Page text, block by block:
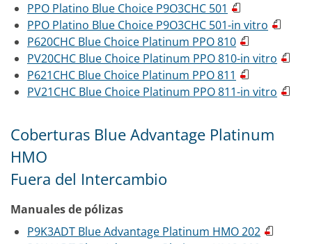
PPO Platino Blue Choice P9O3CHC 501
PPO Platino Blue Choice P9O3CHC 501-in vitro
P620CHC Blue Choice Platinum PPO 810
PV20CHC Blue Choice Platinum PPO 810-in vitro
P621CHC Blue Choice Platinum PPO 811
PV21CHC Blue Choice Platinum PPO 811-in vitro
Coberturas Blue Advantage Platinum
HMO
Fuera del Intercambio
Manuales de pólizas
P9K3ADT Blue Advantage Platinum HMO 202